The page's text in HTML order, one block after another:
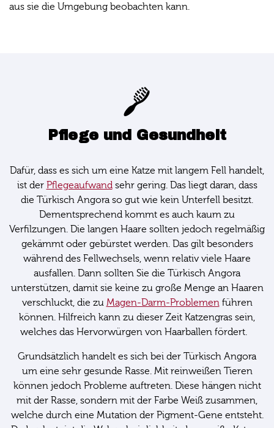
aus sie die Umgebung beobachten kann.
Pflege und Gesundheit
Dafür, dass es sich um eine Katze mit langem Fell handelt,
ist der Pflegeaufwandsehr gering. Das liegt daran, dass
die Türkisch Angora so gut wie kein Unterfell besitzt.
Dementsprechend kommt es auch kaum zu
Verfilzungen. Die langen Haare sollten jedoch regelmäßig
gekämmt oder gebürstet werden. Das gilt besonders
während des Fellwechsels, wenn relativ viele Haare
ausfallen. Dann sollten Sie die Türkisch Angora
unterstützen, damit sie keine zu große Menge an Haaren
verschluckt, die zu Magen-Darm-Problemenführen
können. Hilfreich kann zu dieser Zeit Katzengras sein,
welches das Hervorwürgen von Haarballen fördert.
Grundsätzlich handelt es sich bei der Türkisch Angora
um eine sehr gesunde Rasse. Mit reinweißen Tieren
können jedoch Probleme auftreten. Diese hängen nicht
mit der Rasse, sondern mit der Farbe Weiß zusammen,
welche durch eine Mutation der Pigment-Gene entsteht.